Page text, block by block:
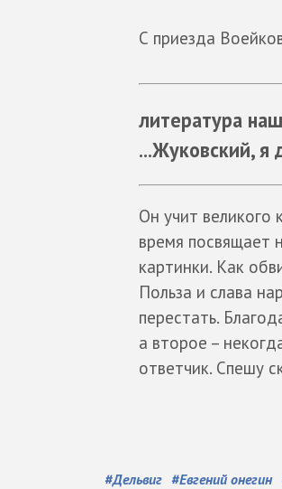
С приезда
литература
...Жуковский, я
Он учит великого
время посвящает
картинки. Как
Польза и слава
перестать.
а второе –
ответчик. Спешу
#Дельвиг #Евгений онегин